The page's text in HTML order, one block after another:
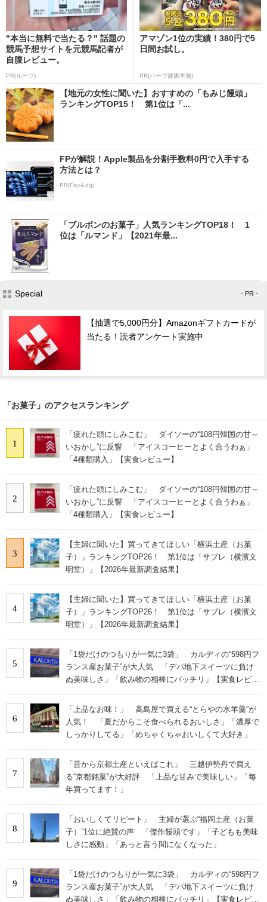
"本当に無料で当たる？" 話題の
競馬予想サイトを元競馬記者が
自腹レビュー。
PR(ルーツ)
アマゾン1位の実績！380円で5
日間お試し。
PR(ハーブ健康本舗)
【地元の女性に聞いた】おすすめの「もみじ饅頭」
ランキングTOP15！ 第1位は「...
FPが解説！Apple製品を分割手数料0円で入手する
方法とは？
PR(Fav-Log)
「ブルボンのお菓子」人気ランキングTOP18！ 1
位は「ルマンド」【2021年最...
Special - PR -
【抽選で5,000円分】Amazonギフトカードが
当たる！読者アンケート実施中
「お菓子」のアクセスランキング
1
「疲れた頭にしみこむ」 ダイソーの“108円韓国の甘～
いおかし”に反響 「アイスコーヒーとよく合うわぁ」
「4種類購入」【実食レビュー】
2
「疲れた頭にしみこむ」 ダイソーの“108円韓国の甘～
いおかし”に反響 「アイスコーヒーとよく合うわぁ」
「4種類購入」【実食レビュー】
3
【主婦に聞いた】買ってきてほしい「横浜土産（お菓
子）」ランキングTOP26！ 第1位は「サブレ（横濱文
明堂）」【2026年最新調査結果】
4
【主婦に聞いた】買ってきてほしい「横浜土産（お菓
子）」ランキングTOP26！ 第1位は「サブレ（横濱文
明堂）」【2026年最新調査結果】
5
「1袋だけのつもりが一気に3袋」 カルディの“598円フ
ランス産お菓子”が大人気 「デパ地下スイーツに負け
ぬ美味しさ」「飲み物の相棒にバッチリ」【実食レビュ
6
「上品なお味！」 高島屋で買える“とらやの水羊羹”が
人気！ 「夏だからこそ食べられるおいしさ」「濃厚で
しっかりしてる」「めちゃくちゃおいしくて大好き」
7
「昔から京都土産といえばこれ」 三越伊勢丹で買え
る“京都銘菓”が大好評 「上品な甘みで美味しい」「毎
年買ってます！」
8
「おいしくてリピート」 主婦が選ぶ“福岡土産（お菓
子）”1位に絶賛の声 「傑作饅頭です」「子どもも美味
しさに感動」「あっと言う間になくなった」
9
「1袋だけのつもりが一気に3袋」 カルディの“598円フ
ランス産お菓子”が大人気 「デパ地下スイーツに負け
ぬ美味しさ」「飲み物の相棒にバッチリ」【実食レビュ